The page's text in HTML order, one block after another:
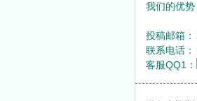
我们的优势
投稿邮箱：
联系电话
客服QQ1：